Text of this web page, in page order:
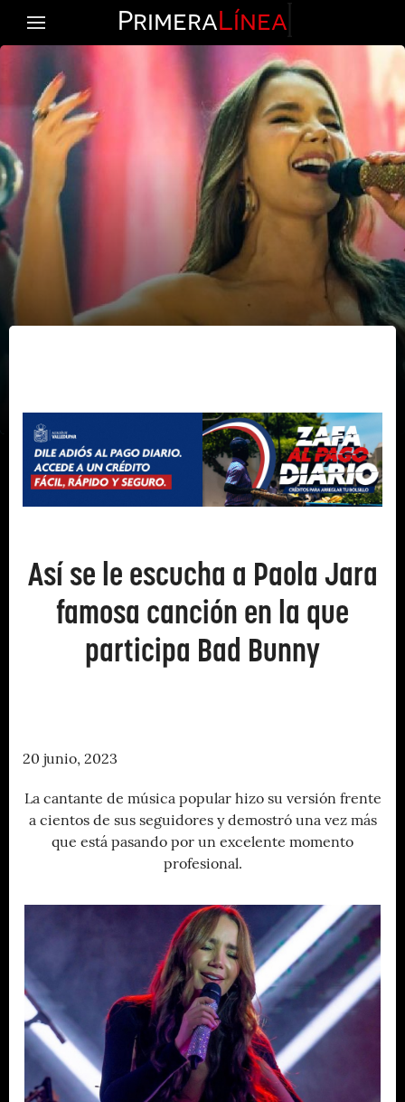
PrimeraLínea
Así se le escucha a Paola Jara
famosa canción en la que
participa Bad Bunny
20 junio, 2023
La cantante de música popular hizo su versión frente
a cientos de sus seguidores y demostró una vez más
que está pasando por un excelente momento
profesional.